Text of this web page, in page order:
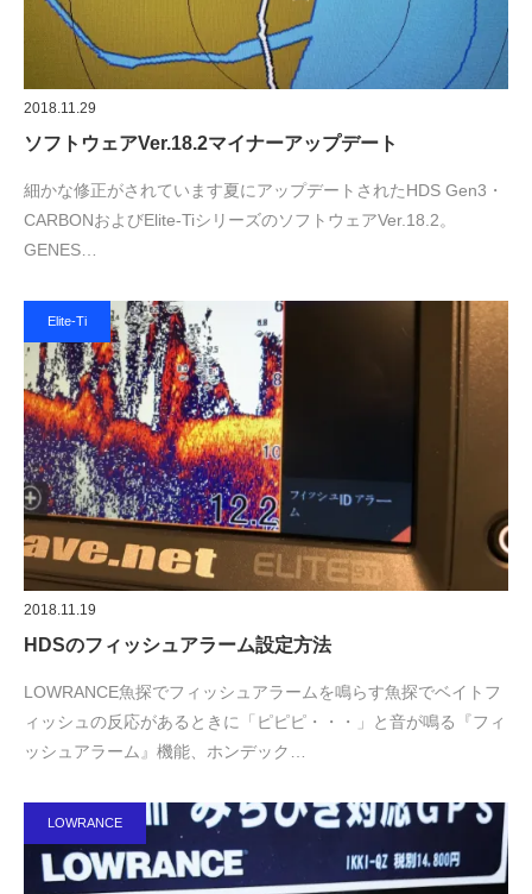
2018.11.29
ソフトウェアVer.18.2マイナーアップデート
細かな修正がされています夏にアップデートされたHDS Gen3・
CARBONおよびElite-TiシリーズのソフトウェアVer.18.2。
GENES…
Elite-Ti
2018.11.19
HDSのフィッシュアラーム設定方法
LOWRANCE魚探でフィッシュアラームを鳴らす魚探でベイトフ
ィッシュの反応があるときに「ピピピ・・・」と音が鳴る『フィ
ッシュアラーム』機能、ホンデック…
LOWRANCE